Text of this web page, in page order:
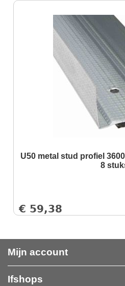
U50 metal stud profiel
8
€ 59,38
Mijn account
Ifshops